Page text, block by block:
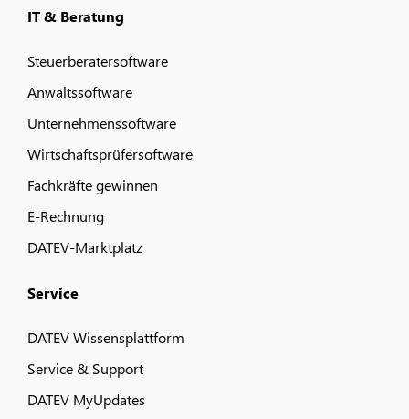
IT & Beratung
Steuerberatersoftware
Anwaltssoftware
Unternehmenssoftware
Wirtschaftsprüfersoftware
Fachkräfte gewinnen
E-Rechnung
DATEV-Marktplatz
Service
DATEV Wissensplattform
Service & Support
DATEV MyUpdates